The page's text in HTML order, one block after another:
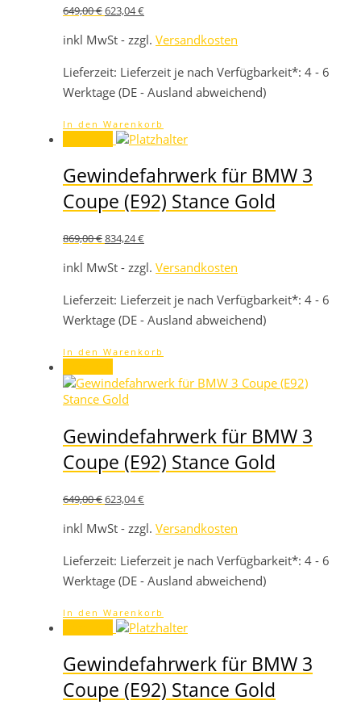
649,00€Ursprünglicher
war:
649,00 €
623,04€Aktueller
ist:
623,04 €.
inkl MwSt - zzgl. Versandkosten
Lieferzeit: Lieferzeit je nach Verfügbarkeit*: 4 - 6
Werktage (DE - Ausland abweichend)
In den Warenkorb
Gewindefahrwerk für BMW 3
Coupe (E92) Stance Gold
869,00€ Ursprünglicher
war:
869,00 €
834,24€Aktueller
ist:
834,24 €.
inkl MwSt - zzgl. Versandkosten
Lieferzeit: Lieferzeit je nach Verfügbarkeit*: 4 - 6
Werktage (DE - Ausland abweichend)
In den Warenkorb
Gewindefahrwerk für BMW 3
Coupe (E92) Stance Gold
649,00€Ursprünglicher
war:
649,00 €
623,04€Aktueller
ist:
623,04 €.
inkl MwSt - zzgl. Versandkosten
Lieferzeit: Lieferzeit je nach Verfügbarkeit*: 4 - 6
Werktage (DE - Ausland abweichend)
In den Warenkorb
Gewindefahrwerk für BMW 3
Coupe (E92) Stance Gold